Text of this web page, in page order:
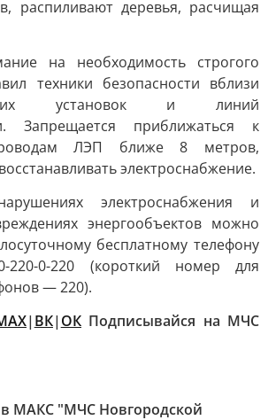
распиливают деревья, расчищая
на необходимость строгого
техники безопасности вблизи
установок и линий
Запрещается приближаться к
ЛЭП ближе 8 метров,
электроснабжение.
электроснабжения и
энергообъектов можно
бесплатному телефону
220-0-220 (короткий номер для
— 220).
| ВК| ОКПодписывайся на МЧС
в МАКС "МЧС Новгородской